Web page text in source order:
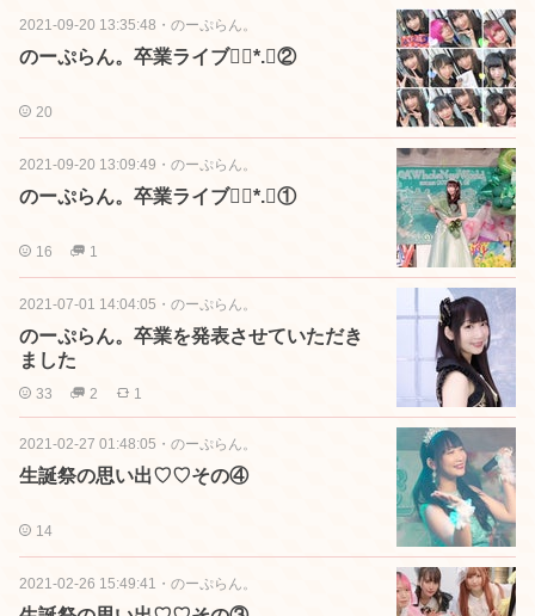
2021-09-20 13:35:48 ・ のーぷらん。
のーぷらん。卒業ライブ❁⃘*.ﾟ②
20
2021-09-20 13:09:49 ・ のーぷらん。
のーぷらん。卒業ライブ❁⃘*.ﾟ①
16 1
2021-07-01 14:04:05 ・ のーぷらん。
のーぷらん。卒業を発表させていただき
ました
33 2 1
2021-02-27 01:48:05 ・ のーぷらん。
生誕祭の思い出♡♡その④
14
2021-02-26 15:49:41 ・ のーぷらん。